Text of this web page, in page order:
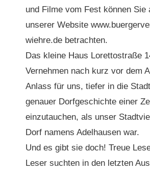
und Filme vom Fest können Sie
unserer Website
wiehre.de betrachten.
Das kleine Haus Lorettostraße
Vernehmen nach kurz vor dem
Anlass für uns, tiefer in die
genauer Dorfgeschichte einer
einzutauchen, als unser
Dorf namens Adelhausen war.
Und es gibt sie doch! Treue
Leser suchten in den letzten